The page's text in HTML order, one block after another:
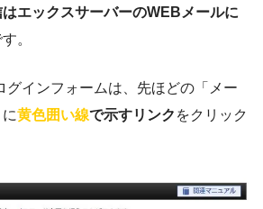
はエックスサーバーのWEBメールに
。
グインフォームは、先ほどの「メー
黄色囲い線で示すリンク をクリック